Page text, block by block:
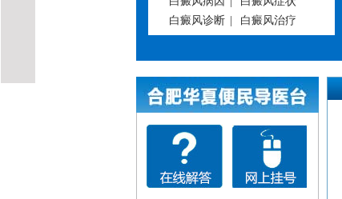
白癜风诊断
白癜风治疗